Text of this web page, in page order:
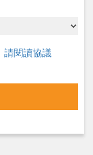
請閱讀協議